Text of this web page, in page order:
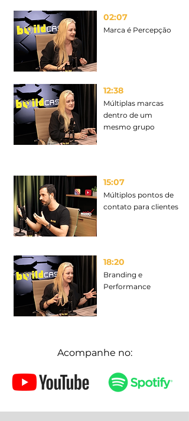
02:07
Marca é Percepção
12:38
Múltiplas marcas
dentro de um
mesmo grupo
15:07
Múltiplos pontos de
contato para clientes
18:20
Branding e
Performance
Acompanhe no: